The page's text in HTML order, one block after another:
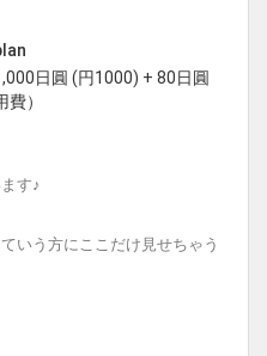
日圓 (円1000) + 80日圓
費）
す♪
いう方にここだけ見せちゃう